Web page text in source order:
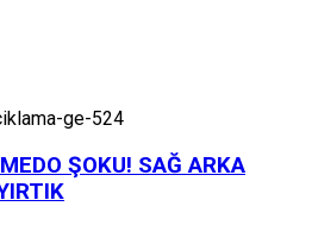
ŞOKU! SAĞ ARKA